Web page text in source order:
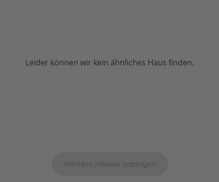
Leider können wir kein ähnliches Haus finden.